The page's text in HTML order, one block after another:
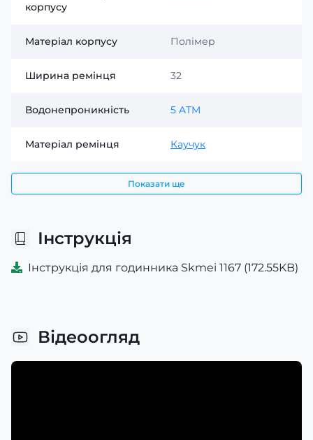
корпусу
Матеріал корпусу Полімер
Ширина ремінця 32
Водонепроникність 5 ATM
Матеріал ремінця Каучук
Показати ще
Інструкція
Інструкція для годинника Skmei 1167 (172.55KB)
Відеоогляд